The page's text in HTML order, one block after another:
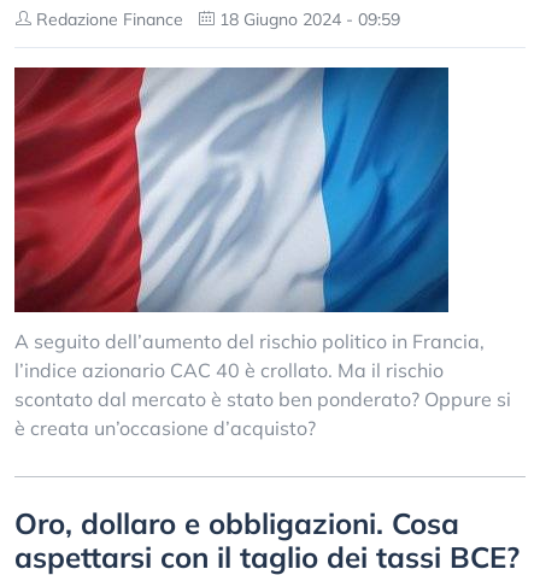
Redazione Finance 18 Giugno 2024 - 09:59
A seguito dell’aumento del rischio politico in Francia,
l’indice azionario CAC 40 è crollato. Ma il rischio
scontato dal mercato è stato ben ponderato? Oppure si
è creata un’occasione d’acquisto?
Oro, dollaro e obbligazioni. Cosa
aspettarsi con il taglio dei tassi BCE?